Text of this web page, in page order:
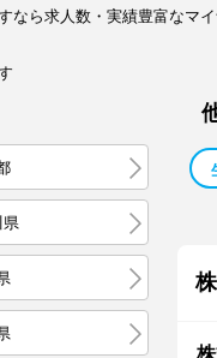
なら求人数・実績豊富なマイ
県